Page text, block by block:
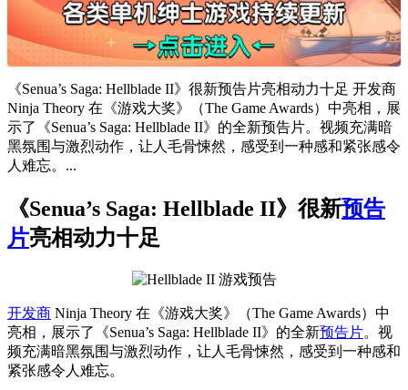
《Senua’s Saga: Hellblade II》很新预告片亮相动力十足 开发商
Ninja Theory 在《游戏大奖》（The Game Awards）中亮相，展
示了《Senua’s Saga: Hellblade II》的全新预告片。视频充满暗
黑氛围与激烈动作，让人毛骨悚然，感受到一种感和紧张感令
人难忘。...
《Senua’s Saga: Hellblade II》很新预告
片亮相动力十足
开发商 Ninja Theory 在《游戏大奖》（The Game Awards）中
亮相，展示了《Senua’s Saga: Hellblade II》的全新预告片。视
频充满暗黑氛围与激烈动作，让人毛骨悚然，感受到一种感和
紧张感令人难忘。